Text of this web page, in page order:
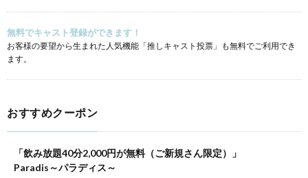
無料でキャスト登録ができます！
お客様の要望から生まれた人気機能「推しキャスト投票」も無料でご利用でき
ます。
おすすめクーポン
「飲み放題40分2,000円が無料（ご新規さん限定）」
Paradis～パラディス～